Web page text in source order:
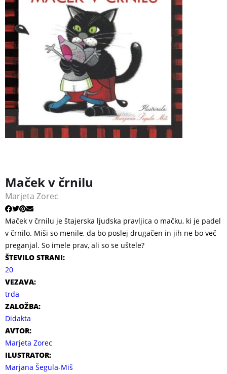
Maček v črnilu
Marjeta Zorec
Maček v črnilu je štajerska ljudska pravljica o mačku, ki je padel
v črnilo. Miši so menile, da bo poslej drugačen in jih ne bo več
preganjal. So imele prav, ali so se uštele?
ŠTEVILO STRANI:
20
VEZAVA:
trda
ZALOŽBA:
Didakta
AVTOR:
Marjeta Zorec
ILUSTRATOR:
Marjana Šegula-Miš